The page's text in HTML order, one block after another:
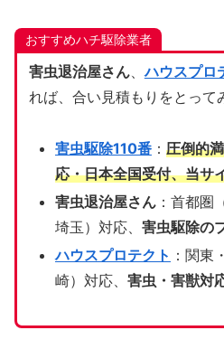
おすすめハチ駆除業者
害虫退治屋さん、ハウスプロ
れば、合い見積もりをとって
害虫駆除110番： 圧倒的
応・日本全国受付、当サ
害虫退治屋さん：首都圏
埼玉）対応、 害虫駆除の
ハウスプロテクト ：関東
崎）対応、 害虫・害獣対